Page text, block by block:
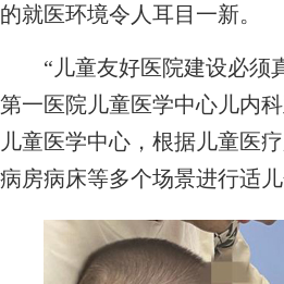
的就医环境令人耳目一新。
“儿童友好医院建设必须真
第一医院儿童医学中心儿内
儿童医学中心，根据儿童医
病房病床等多个场景进行适儿